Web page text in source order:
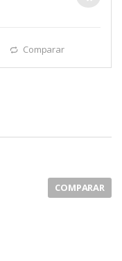
Comparar
COMPARAR